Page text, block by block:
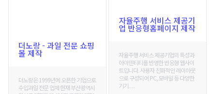
더노랑 - 과일 전문 쇼핑
몰 제작
더노랑은 1999년에 오픈한 기업으로
수입과일 전문 업체 현재 부산광역시
자율주행 서비스 제공기
업 반응형홈페이지 제작
자율주행 서비스 제공기업의 특성과
아이덴티티를 반영한 반응형 웹사이
트입니다. 사용자 친화적인 레이아웃
으로 구성되어 PC, 모바일 등 다양한
기기 . . .